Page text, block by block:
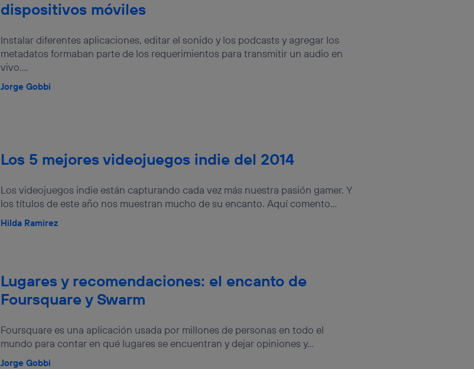
dispositivos móviles
Instalar diferentes aplicaciones, editar el sonido y los podcasts y agregar los
metadatos formaban parte de los requerimientos para transmitir un audio en
vivo....
Jorge Gobbi
Los 5 mejores videojuegos indie del 2014
Los videojuegos indie están capturando cada vez más nuestra pasión gamer. Y
los títulos de este año nos muestran mucho de su encanto. Aquí comento...
Hilda Ramirez
Lugares y recomendaciones: el encanto de
Foursquare y Swarm
Foursquare es una aplicación usada por millones de personas en todo el
mundo para contar en qué lugares se encuentran y dejar opiniones y...
Jorge Gobbi